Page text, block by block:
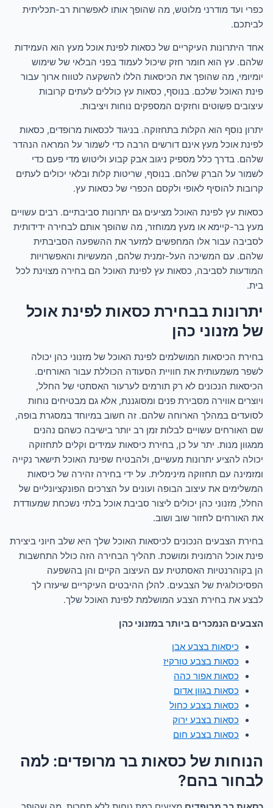
כפרי ועד מודרני מלוטש, מה שהופך אותו לאפשרות רב-תכליתית
לביתכם.
אחד היתרונות העיקריים של כסאות לפינת אוכל מעץ הוא העמידות
שלהם. עץ הוא חומר חזק שיכול לעמוד בפני הבלאי של שימוש
יומיומי, מה שהופך את הכיסאות הללו להשקעה לטווח ארוך עבור
פינת האוכל שלכם. בנוסף, כסאות עץ כוללים לעתים קרובות
עיצובים פשוטים וחזקים המספקים נוחות ויציבות.
יתרון נוסף הוא הקלות בתחזוקה. בניגוד לכסאות מרופדים, כסאות
לפינת אוכל מעץ אינם דורשים הרבה כדי לשמור על המראה הנהדר
שלהם. בדרך כלל מספיק ניגוב אבק קבוע וליטוש מדי פעם כדי
לשמור על הברק שלהם. בנוסף, שריטות קלות ובלאי יכולים לעתים
קרובות להוסיף לאופי ולקסם הכפרי של כסאות עץ.
כסאות עץ לפינת האוכל מציעים גם יתרונות סביבתיים. רבים עשויים
מעץ בר-קיימא או מעץ ממוחזר, מה שהופך אותם לבחירה ידידותית
לסביבה עבור אלו המחפשים למזער את ההשפעה הסביבתית
שלהם. עם המשיכה העל-זמנית שלהם, המעשיות והאפשרויות
המודעות לסביבה, כסאות עץ לפינת האוכל הם בחירה מצוינת לכל
בית.
יתרונות בבחירת כסאות לפינת אוכל
של מזנוני כהן
בחירת הכיסאות המושלמים לפינת האוכל של מזנוני כהן יכולה
לשפר משמעותית את חוויית הסעודה הכוללת עבור האורחים.
הכיסאות הנכונים לא רק תורמים לערעור האסתטי של החלל,
ויוצרים אווירה מסבירת פנים ומסוגננת, אלא גם מבטיחים נוחות
לסועדים במהלך הארוחה שלהם. זה חשוב במיוחד במסגרת בופה,
שם האורחים עשויים לבלות זמן רב יותר בישיבה כשהם נהנים
ממגוון מנות. יתר על כן, בחירת כיסאות עמידים וקלים לתחזוקה
יכולה להציע יתרונות מעשיים, ולהבטיח שפינת האוכל תישאר נקייה
ומזמינה עם תחזוקה מינימלית. על ידי בחירה זהירה של כיסאות
המשלימים את עיצוב הבופה ועונים על הצרכים הפונקציונליים של
החלל, מזנוני כהן יכולים ליצור סביבת אוכל בלתי נשכחת שמעודדת
את האורחים לחזור שוב ושוב.
בחירת הצבעים הנכונים לכיסאות האוכל שלך היא שלב חיוני ביצירת
פינת אוכל הרמונית ומושכת. תהליך הבחירה הזה כולל התחשבות
הן בקוהרנטיות האסתטית עם העיצוב הקיים והן בהשפעה
הפסיכולוגית של הצבעים. להלן ההיבטים העיקריים שיעזרו לך
לבצע את בחירת הצבע המושלמת לפינת האוכל שלך.
הצבעים הנמכרים ביותר במזנוני כהן
כיסאות בצבע אבן
כסאות בצבע טורקיז
כסאות אפור כהה
כסאות בגוון אדום
כסאות בצבע כחול
כסאות בצבע ירוק
כסאות בצבע חום
הנוחות של כסאות בר מרופדים: למה
לבחור בהם?